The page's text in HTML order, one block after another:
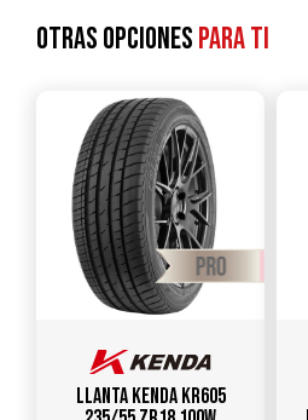
Otras opcionespara ti
Llanta KENDA KR605